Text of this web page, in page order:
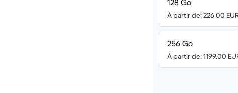
128 Go
À partir de: 226.00
256 Go
À partir de: 1199.00